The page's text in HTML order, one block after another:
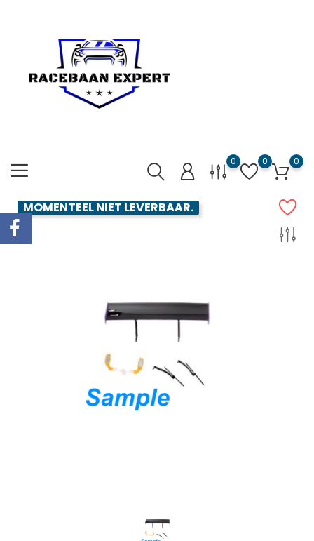
0 0 0
MOMENTEEL NIET LEVERBAAR.